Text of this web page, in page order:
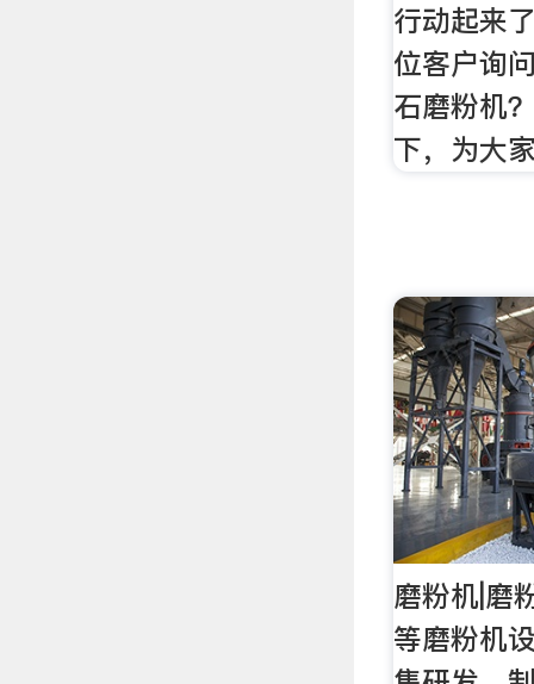
行动起来
位客户询
石磨粉机
下，为大
磨粉机|磨
等磨粉机